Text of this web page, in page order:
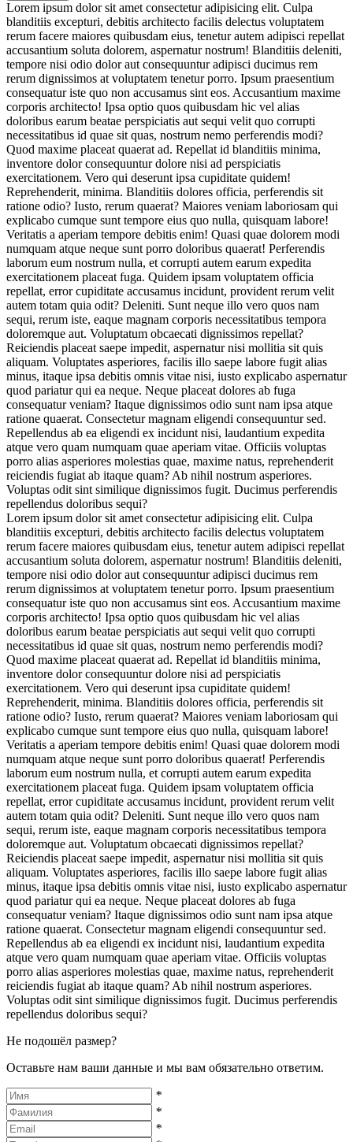
Lorem ipsum dolor sit amet consectetur adipisicing elit. Culpa
blanditiis excepturi, debitis architecto facilis delectus voluptatem
rerum facere maiores quibusdam eius, tenetur autem adipisci repellat
accusantium soluta dolorem, aspernatur nostrum! Blanditiis deleniti,
tempore nisi odio dolor aut consequuntur adipisci ducimus rem
rerum dignissimos at voluptatem tenetur porro. Ipsum praesentium
consequatur iste quo non accusamus sint eos. Accusantium maxime
corporis architecto! Ipsa optio quos quibusdam hic vel alias
doloribus earum beatae perspiciatis aut sequi velit quo corrupti
necessitatibus id quae sit quas, nostrum nemo perferendis modi?
Quod maxime placeat quaerat ad. Repellat id blanditiis minima,
inventore dolor consequuntur dolore nisi ad perspiciatis
exercitationem. Vero qui deserunt ipsa cupiditate quidem!
Reprehenderit, minima. Blanditiis dolores officia, perferendis sit
ratione odio? Iusto, rerum quaerat? Maiores veniam laboriosam qui
explicabo cumque sunt tempore eius quo nulla, quisquam labore!
Veritatis a aperiam tempore debitis enim! Quasi quae dolorem modi
numquam atque neque sunt porro doloribus quaerat! Perferendis
laborum eum nostrum nulla, et corrupti autem earum expedita
exercitationem placeat fuga. Quidem ipsam voluptatem officia
repellat, error cupiditate accusamus incidunt, provident rerum velit
autem totam quia odit? Deleniti. Sunt neque illo vero quos nam
sequi, rerum iste, eaque magnam corporis necessitatibus tempora
doloremque aut. Voluptatum obcaecati dignissimos repellat?
Reiciendis placeat saepe impedit, aspernatur nisi mollitia sit quis
aliquam. Voluptates asperiores, facilis illo saepe labore fugit alias
minus, itaque ipsa debitis omnis vitae nisi, iusto explicabo aspernatur
quod pariatur qui ea neque. Neque placeat dolores ab fuga
consequatur veniam? Itaque dignissimos odio sunt nam ipsa atque
ratione quaerat. Consectetur magnam eligendi consequuntur sed.
Repellendus ab ea eligendi ex incidunt nisi, laudantium expedita
atque vero quam numquam quae aperiam vitae. Officiis voluptas
porro alias asperiores molestias quae, maxime natus, reprehenderit
reiciendis fugiat ab itaque quam? Ab nihil nostrum asperiores.
Voluptas odit sint similique dignissimos fugit. Ducimus perferendis
repellendus doloribus sequi?
Lorem ipsum dolor sit amet consectetur adipisicing elit. Culpa
blanditiis excepturi, debitis architecto facilis delectus voluptatem
rerum facere maiores quibusdam eius, tenetur autem adipisci repellat
accusantium soluta dolorem, aspernatur nostrum! Blanditiis deleniti,
tempore nisi odio dolor aut consequuntur adipisci ducimus rem
rerum dignissimos at voluptatem tenetur porro. Ipsum praesentium
consequatur iste quo non accusamus sint eos. Accusantium maxime
corporis architecto! Ipsa optio quos quibusdam hic vel alias
doloribus earum beatae perspiciatis aut sequi velit quo corrupti
necessitatibus id quae sit quas, nostrum nemo perferendis modi?
Quod maxime placeat quaerat ad. Repellat id blanditiis minima,
inventore dolor consequuntur dolore nisi ad perspiciatis
exercitationem. Vero qui deserunt ipsa cupiditate quidem!
Reprehenderit, minima. Blanditiis dolores officia, perferendis sit
ratione odio? Iusto, rerum quaerat? Maiores veniam laboriosam qui
explicabo cumque sunt tempore eius quo nulla, quisquam labore!
Veritatis a aperiam tempore debitis enim! Quasi quae dolorem modi
numquam atque neque sunt porro doloribus quaerat! Perferendis
laborum eum nostrum nulla, et corrupti autem earum expedita
exercitationem placeat fuga. Quidem ipsam voluptatem officia
repellat, error cupiditate accusamus incidunt, provident rerum velit
autem totam quia odit? Deleniti. Sunt neque illo vero quos nam
sequi, rerum iste, eaque magnam corporis necessitatibus tempora
doloremque aut. Voluptatum obcaecati dignissimos repellat?
Reiciendis placeat saepe impedit, aspernatur nisi mollitia sit quis
aliquam. Voluptates asperiores, facilis illo saepe labore fugit alias
minus, itaque ipsa debitis omnis vitae nisi, iusto explicabo aspernatur
quod pariatur qui ea neque. Neque placeat dolores ab fuga
consequatur veniam? Itaque dignissimos odio sunt nam ipsa atque
ratione quaerat. Consectetur magnam eligendi consequuntur sed.
Repellendus ab ea eligendi ex incidunt nisi, laudantium expedita
atque vero quam numquam quae aperiam vitae. Officiis voluptas
porro alias asperiores molestias quae, maxime natus, reprehenderit
reiciendis fugiat ab itaque quam? Ab nihil nostrum asperiores.
Voluptas odit sint similique dignissimos fugit. Ducimus perferendis
repellendus doloribus sequi?
Не подошёл размер?
Оставьте нам ваши данные и мы вам обязательно ответим.
*
*
*